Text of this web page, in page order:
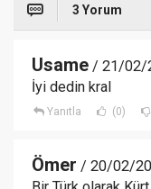
3 Yorum
Usame / 21/02/
İyi dedin kral
Yanıtla (0)
Ömer / 20/02/